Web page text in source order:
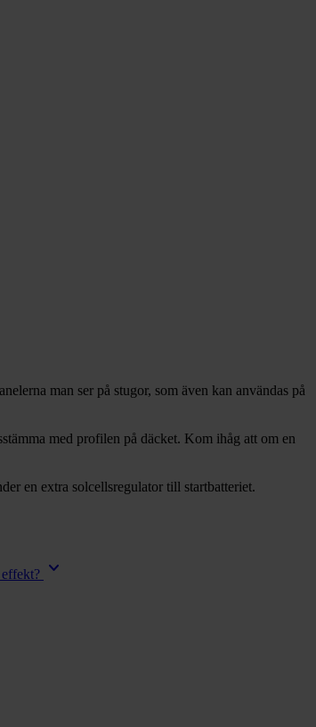
man ser på stugor, som även kan användas på
med profilen på däcket. Kom ihåg att om en
en extra solcellsregulator till startbatteriet.
keyboard_arrow_down